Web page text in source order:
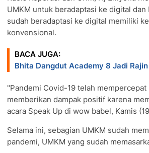
UMKM untuk beradaptasi ke digital
sudah beradaptasi ke digital memiliki
konvensional.
BACA JUGA:
Bhita Dangdut Academy 8 Jadi
"Pandemi Covid-19 telah
memberikan dampak positif karena
acara Speak Up di wow babel, Kamis
Selama ini, sebagian UMKM sudah
pandemi, UMKM yang sudah